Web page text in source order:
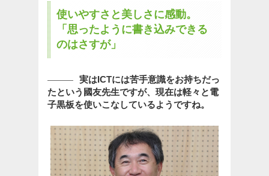
使いやすさと美しさに感動。
「思ったように書き込みできる
のはさすが」
実はICTには苦手意識をお持ちだっ
たという國友先生ですが、現在は軽々と電
子黒板を使いこなしているようですね。